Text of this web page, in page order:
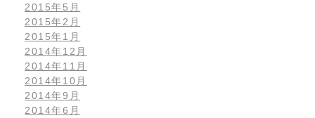
2015年5月
2015年2月
2015年1月
2014年12月
2014年11月
2014年10月
2014年9月
2014年6月